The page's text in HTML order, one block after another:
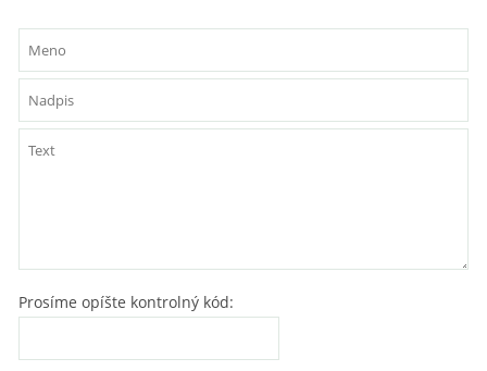
Prosíme opíšte kontrolný kód: